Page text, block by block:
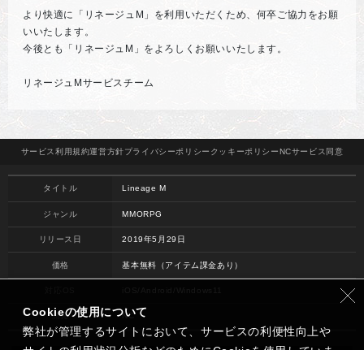
より快適に「リネージュM」を利用いただくため、何卒ご協力をお願
いいたします。
今後とも「リネージュM」をよろしくお願いいたします。
リネージュMサービスチーム
サービス 利用規約運営方針プライバシーポリシー クッキーポリシーNCサービス 同意
タイトル Lineage M
ジャンル MMORPG
リリース日 2019年5月29日
価格 基本無料（アイテム課金あり）
開発 NC
Cookieの使用について
弊社が管理するサイトにおいて、サービスの利便性向上や